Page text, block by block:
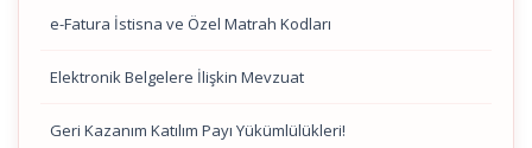
e-Fatura İstisna ve Özel Matrah Kodları
Elektronik Belgelere İlişkin Mevzuat
Geri Kazanım Katılım Payı Yükümlülükleri!